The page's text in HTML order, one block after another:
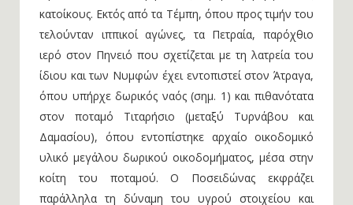
κατοίκους. Εκτός από τα Τέμπη, όπου προς τιμήν του
τελούνταν ιππικοί αγώνες, τα Πετραία, παρόχθιο
ιερό στον Πηνειό που σχετίζεται με τη λατρεία του
ίδιου και των Νυμφών έχει εντοπιστεί στον Άτραγα,
όπου υπήρχε δωρικός ναός (σημ. 1) και πιθανότατα
στον ποταμό Τιταρήσιο (μεταξύ Τυρνάβου και
Δαμασίου), όπου εντοπίστηκε αρχαίο οικοδομικό
υλικό μεγάλου δωρικού οικοδομήματος, μέσα στην
κοίτη του ποταμού. Ο Ποσειδώνας εκφράζει
παράλληλα τη δύναμη του υγρού στοιχείου και